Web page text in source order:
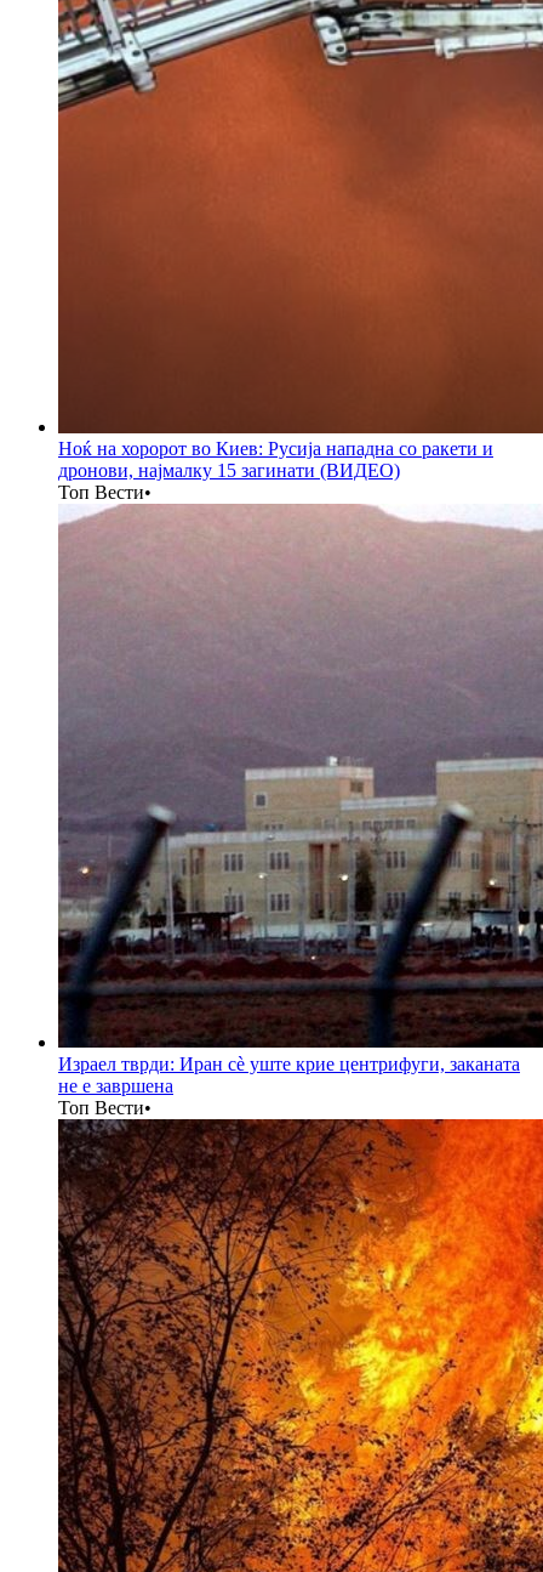
Ноќ на хоророт во Киев: Русија нападна со ракети и
дронови, најмалку 15 загинати (ВИДЕО)
Топ Вести•
Израел тврди: Иран сè уште крие центрифуги, заканата
не е завршена
Топ Вести•